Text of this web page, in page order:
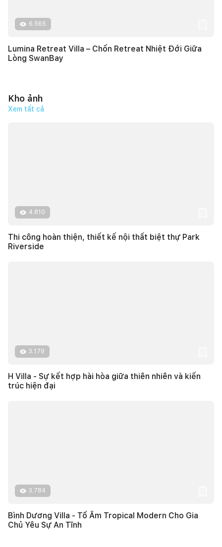
6.565
Lumina Retreat Villa – Chốn Retreat Nhiệt Đới Giữa
Lòng SwanBay
Kho ảnh
Xem tất cả
4.810
Thi công hoàn thiện, thiết kế nội thất biệt thự Park
Riverside
3.179
H Villa - Sự kết hợp hài hòa giữa thiên nhiên và kiến
trúc hiện đại
3.784
Bình Dương Villa - Tổ Ấm Tropical Modern Cho Gia
Chủ Yêu Sự An Tĩnh